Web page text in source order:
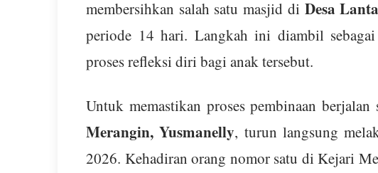
membersihkan salah satu masjid di Desa
periode 14 hari. Langkah ini diambil
proses refleksi diri bagi anak tersebut.
Untuk memastikan proses pembinaan
Merangin, Yusmanelly, turun langsung
2026. Kehadiran orang nomor satu di Kejari